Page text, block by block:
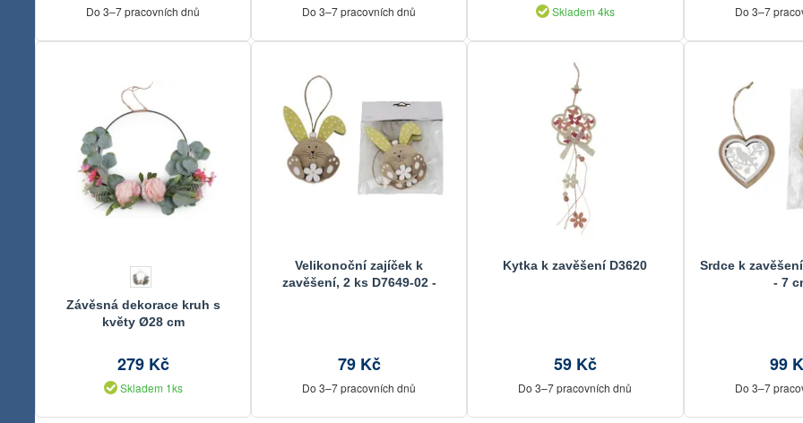
Do 3–7 pracovních dnů Do 3–7 pracovních dnů Skladem 4ks Do 3–7
Závěsná dekorace kruh s
květy Ø28 cm
279 Kč
Skladem 1ks
Velikonoční zajíček k
zavěšení, 2 ks D7649-02 -
79 Kč
Do 3–7 pracovních dnů
Kytka k zavěšení D3620
59 Kč
Do 3–7 pracovních dnů
Srdce k
- 7
99
Do 3–7